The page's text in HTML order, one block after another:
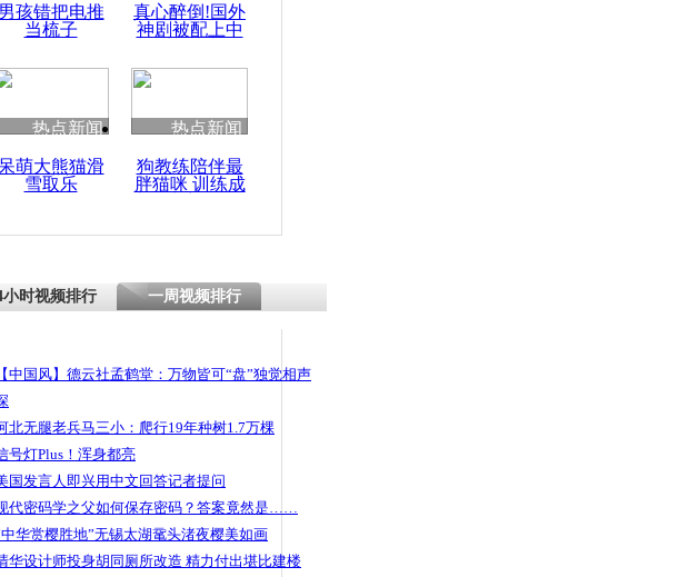
度苗族花山节
魂
男孩错把电推
当梳子
真心醉倒!国外
神剧被配上中
热点新闻
萌大熊猫滑
雪取乐
热点新闻
狗教练陪伴最
胖猫咪 训练成
小时视频排行 一周视频排行
【中国风】德云社孟鹤堂：万物皆可“盘”独觉相声
北无腿老兵马三小：爬行19年种树1.7万棵
号灯Plus！浑身都亮
国发言人即兴用中文回答记者提问
代密码学之父如何保存密码？答案竟然是……
华赏樱胜地”无锡太湖鼋头渚夜樱美如画
华设计师投身胡同厕所改造 精力付出堪比建楼